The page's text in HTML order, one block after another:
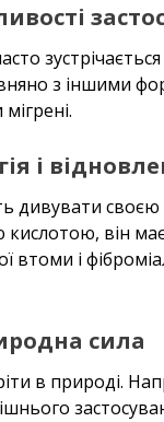
з іншими
і
своєю
він
втоми і
сила
в природі.